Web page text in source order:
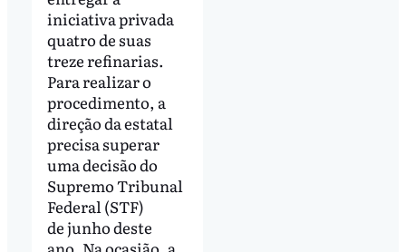
iniciativa privada
quatro de suas
treze refinarias.
Para realizar o
procedimento, a
direção da estatal
precisa superar
uma decisão do
Supremo Tribunal
Federal (STF)
de junho deste